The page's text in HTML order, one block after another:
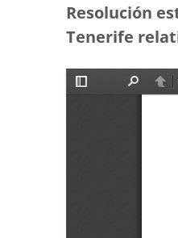
Resolución
Tenerife